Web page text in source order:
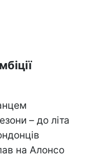
– до літа
на Алонсо